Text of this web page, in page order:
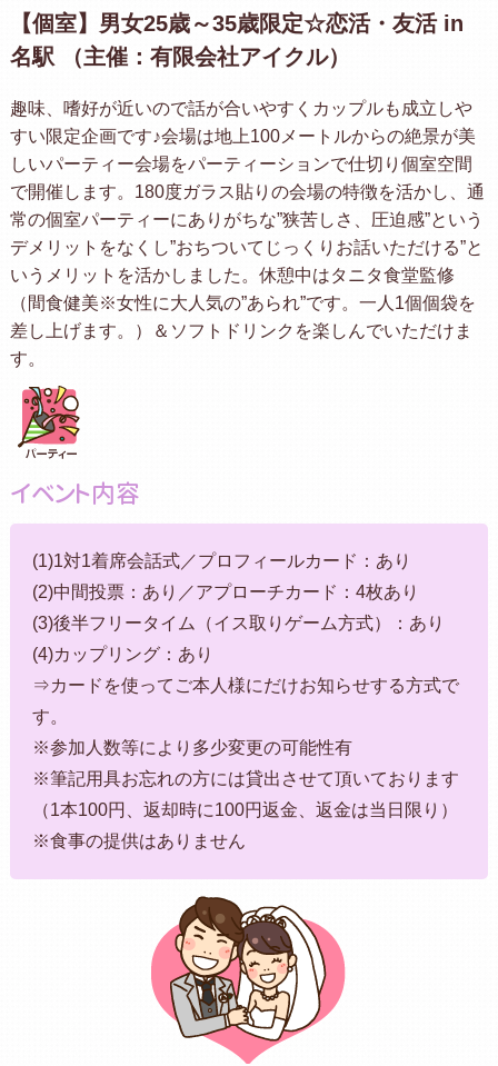
【個室】男女25歳～35歳限定☆恋活・友活 in
名駅 （主催：有限会社アイクル）
趣味、嗜好が近いので話が合いやすくカップルも成立しや
すい限定企画です♪会場は地上100メートルからの絶景が美
しいパーティー会場をパーティーションで仕切り個室空間
で開催します。180度ガラス貼りの会場の特徴を活かし、通
常の個室パーティーにありがちな”狭苦しさ、圧迫感”という
デメリットをなくし”おちついてじっくりお話いただける”と
いうメリットを活かしました。休憩中はタニタ食堂監修
（間食健美※女性に大人気の”あられ”です。一人1個個袋を
差し上げます。）＆ソフトドリンクを楽しんでいただけま
す。
イベント内容
(1)1対1着席会話式／プロフィールカード：あり
(2)中間投票：あり／アプローチカード：4枚あり
(3)後半フリータイム（イス取りゲーム方式）：あり
(4)カップリング：あり
⇒カードを使ってご本人様にだけお知らせする方式で
す。
※参加人数等により多少変更の可能性有
※筆記用具お忘れの方には貸出させて頂いております
（1本100円、返却時に100円返金、返金は当日限り）
※食事の提供はありません